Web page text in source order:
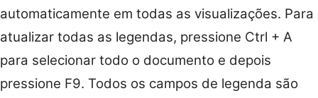
automaticamente em todas as visualizações. Para
atualizar todas as legendas, pressione Ctrl + A
para selecionar todo o documento e depois
pressione F9. Todos os campos de legenda são